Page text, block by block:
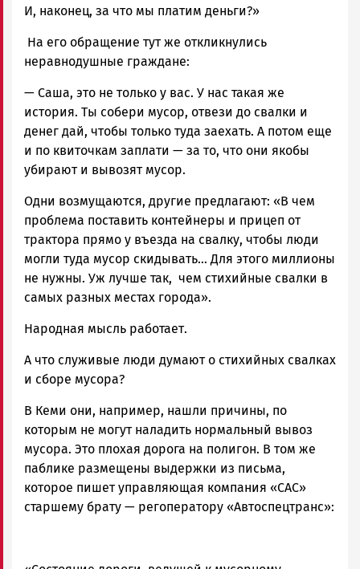
И, наконец, за что мы платим деньги?»
На его обращение тут же откликнулись
неравнодушные граждане:
— Саша, это не только у вас. У нас такая же
история. Ты собери мусор, отвези до свалки и
денег дай, чтобы только туда заехать. А потом еще
и по квиточкам заплати — за то, что они якобы
убирают и вывозят мусор.
Одни возмущаются, другие предлагают: «В чем
проблема поставить контейнеры и прицеп от
трактора прямо у въезда на свалку, чтобы люди
могли туда мусор скидывать... Для этого миллионы
не нужны. Уж лучше так, чем стихийные свалки в
самых разных местах города».
Народная мысль работает.
А что служивые люди думают о стихийных свалках
и сборе мусора?
В Кеми они, например, нашли причины, по
которым не могут наладить нормальный вывоз
мусора. Это плохая дорога на полигон. В том же
паблике размещены выдержки из письма,
которое пишет управляющая компания «САС»
старшему брату — регоператору «Автоспецтранс»: